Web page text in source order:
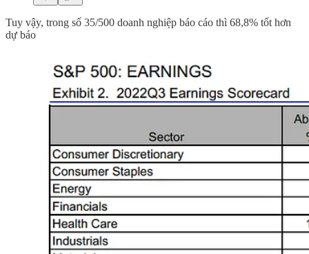
Tuy vậy, trong số 35/500 doanh nghiệp báo cáo thì 68,8% tốt hơn
dự báo